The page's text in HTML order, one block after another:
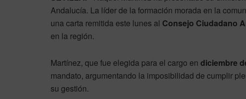
Andalucía. La líder de la formación morada en la
una carta remitida este lunes al Consejo Ciudadano
en la región.
Martínez, que fue elegida para el cargo en diciembre
mandato, argumentando la imposibilidad de cumplir
su gestión.